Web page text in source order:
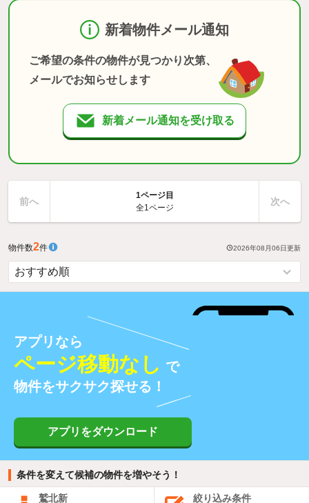
新着物件メール通知
ご希望の条件の物件が見つかり次第、
メールでお知らせします
新着メール通知を受け取る
前へ
1ページ目
全1ページ
次へ
物件数2件 2026年08月06日更新
アプリなら
ページ移動なし で
物件をサクサク探せる！
アプリをダウンロード
条件を変えて候補の物件を増やそう！
鷲北新 絞り込み条件